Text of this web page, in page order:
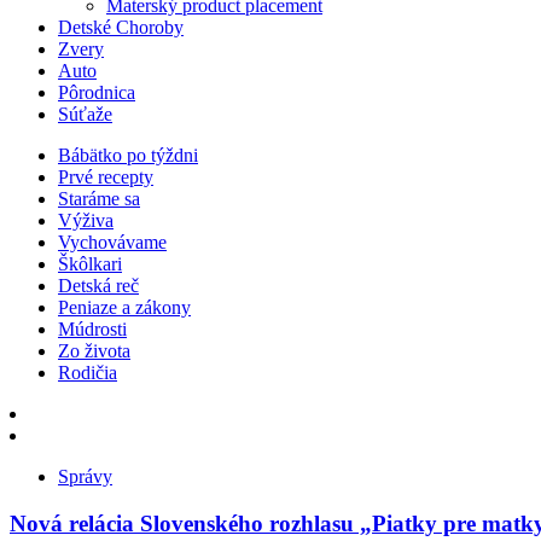
Materský product placement
Detské Choroby
Zvery
Auto
Pôrodnica
Súťaže
Bábätko po týždni
Prvé recepty
Staráme sa
Výživa
Vychovávame
Škôlkari
Detská reč
Peniaze a zákony
Múdrosti
Zo života
Rodičia
Správy
Nová relácia Slovenského rozhlasu „Piatky pre